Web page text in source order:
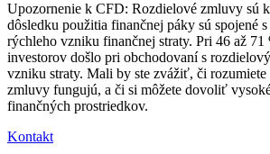
Upozornenie k CFD: Rozdielové zmluvy sú
dôsledku použitia finančnej páky sú spojené
rýchleho vzniku finančnej straty. Pri 46 až
investorov došlo pri obchodovaní s
vzniku straty. Mali by ste zvážiť, či
zmluvy fungujú, a či si môžete dovoliť
finančných prostriedkov.
Kontakt